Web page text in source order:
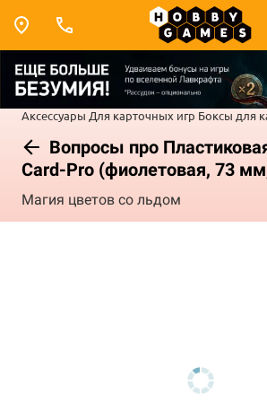
Аксессуары Для карточных игр Боксы для
Вопросы про
Card-Pro (фиолетовая, 73
Магия цветов со льдом